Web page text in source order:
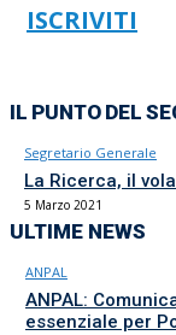
ISCRIVITI
IL PUNTO DEL
Segretario Generale
La Ricerca, il
5 Marzo 2021
ULTIME NEWS
ANPAL
ANPAL:
essenziale per